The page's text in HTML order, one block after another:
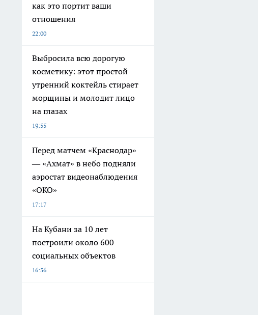
как это портит ваши
отношения
22:00
Выбросила всю дорогую
косметику: этот простой
утренний коктейль стирает
морщины и молодит лицо
на глазах
19:55
Перед матчем «Краснодар»
— «Ахмат» в небо подняли
аэростат видеонаблюдения
«ОКО»
17:17
На Кубани за 10 лет
построили около 600
социальных объектов
16:56